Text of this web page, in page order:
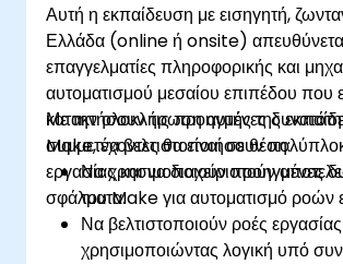
Αυτή η εκπαίδευση με εισηγητή,
Ελλάδα (online ή onsite)
επαγγελματίες πληροφορικής και
αυτοματισμού μεσαίου επιπέδου που
κατακτήσουν τις προηγμένες
Make, να βελτιστοποιήσουν
εργασίας και να διαχειριστούν
σφάλματα.
Με την ολοκλήρωση αυτής της
συμμετέχοντες θα είναι σε θέση:
Να χρησιμοποιούν προηγμένες
του Make για αυτοματισμό ροών
Να βελτιστοποιούν ροές εργασίας
χρησιμοποιώντας λογική υπό